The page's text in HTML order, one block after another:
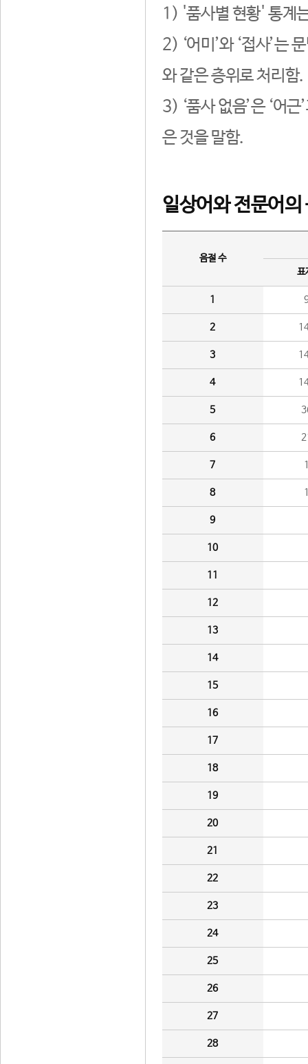
1) '품사별 현황' 통계
2) ‘어미’와 ‘접사’는
와 같은 층위로 처리함.
3) ‘품사 없음’은 ‘어
은 것을 말함.
일상어와 전문어의
음절 수
표
1
2
3
4
5
6
7
8
9
10
11
12
13
14
15
16
17
18
19
20
21
22
23
24
25
26
27
28